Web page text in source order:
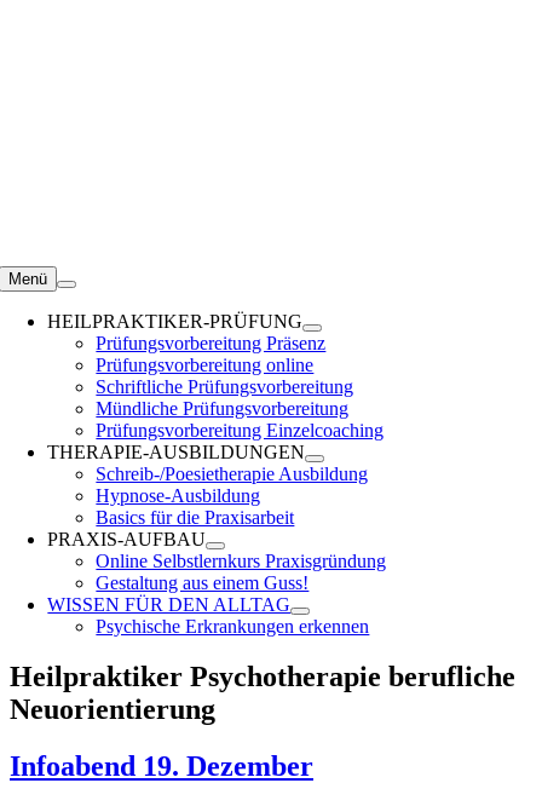
Menü
HEILPRAKTIKER-PRÜFUNG
Prüfungsvorbereitung Präsenz
Prüfungsvorbereitung online
Schriftliche Prüfungsvorbereitung
Mündliche Prüfungsvorbereitung
Prüfungsvorbereitung Einzelcoaching
THERAPIE-AUSBILDUNGEN
Schreib-/Poesietherapie Ausbildung
Hypnose-Ausbildung
Basics für die Praxisarbeit
PRAXIS-AUFBAU
Online Selbstlernkurs Praxisgründung
Gestaltung aus einem Guss!
WISSEN FÜR DEN ALLTAG
Psychische Erkrankungen erkennen
Heilpraktiker Psychotherapie berufliche
Neuorientierung
Infoabend 19. Dezember